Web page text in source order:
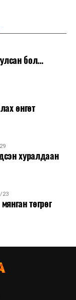
бол...
өнгөт
хуралдаан
23
төгрөг